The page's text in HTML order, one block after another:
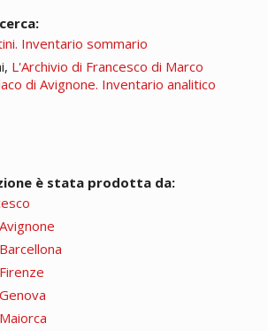
Inventario sommario
L'Archivio di Francesco di Marco
di Avignone. Inventario analitico
è stata prodotta da: